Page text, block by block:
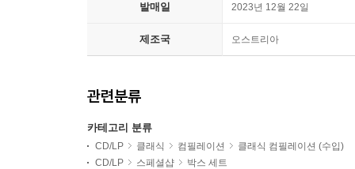
발매일 2023년 12월 22일
제조국 오스트리아
관련분류
카테고리 분류
CD/LP 클래식 컴필레이션
클래식 컴필레이션 (수입)
CD/LP
스페셜샵 박스 세트